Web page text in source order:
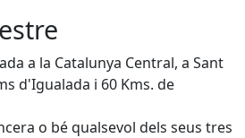
a la Catalunya Central, a Sant
d'Igualada i 60 Kms. de
o bé qualsevol dels seus tres